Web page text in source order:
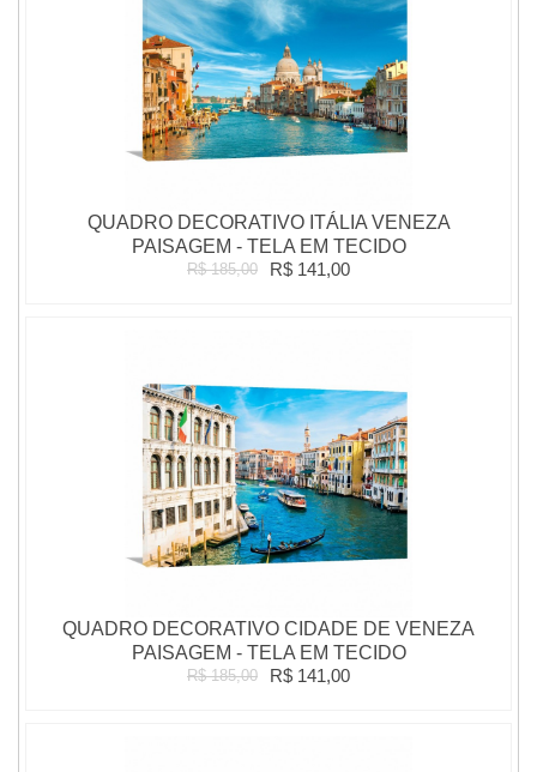
QUADRO DECORATIVO ITÁLIA VENEZA
PAISAGEM - TELA EM TECIDO
R$ 185,00 R$ 141,00
QUADRO DECORATIVO CIDADE DE VENEZA
PAISAGEM - TELA EM TECIDO
R$ 185,00 R$ 141,00